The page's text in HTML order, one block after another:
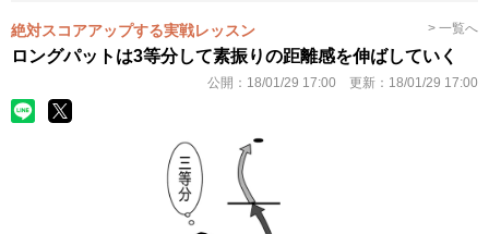
絶対スコアアップする実戦レッスン > 一覧へ
ロングパットは3等分して素振りの距離感を伸ばしていく
公開： 18/01/29 17:00 更新： 18/01/29 17:00